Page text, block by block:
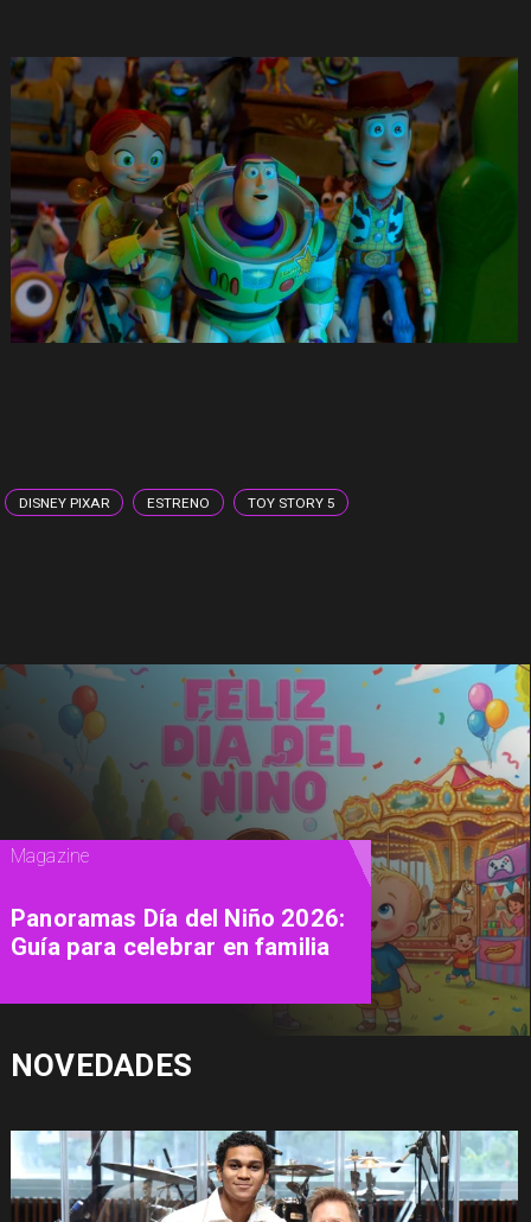
DISNEY PIXAR ESTRENO TOY STORY 5
Magazine
Panoramas Día del Niño 2026:
Guía para celebrar en familia
NOVEDADES